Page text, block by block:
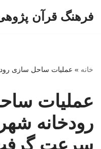
فرهنگ قرآن
خانه » عملیات ساحل سازی
عملیات
رودخانه
سرعت